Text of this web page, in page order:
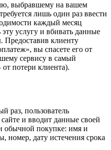
выбравшему на вашем
лишь один раз ввести
каждый месяц
услугу и вбивать данные
Предоставив клиенту
вы спасете его от
сервису в самый
потери клиента).
раз, пользователь
и вводит данные своей
обычной покупке: имя и
номер, дату истечения срока